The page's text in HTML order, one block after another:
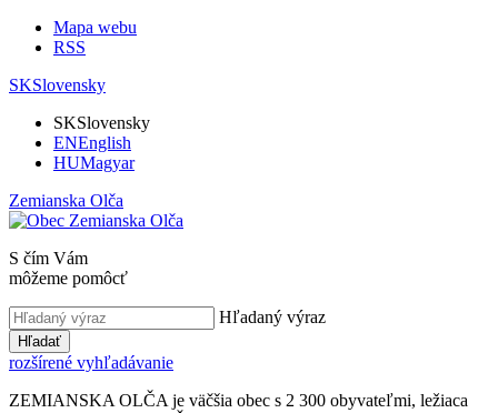
Mapa webu
RSS
SKSlovensky
SKSlovensky
ENEnglish
HUMagyar
Zemianska Olča
S čím Vám
môžeme pomôcť
Hľadaný výraz
Hľadať
rozšírené vyhľadávanie
ZEMIANSKA OLČA je väčšia obec s 2 300 obyvateľmi, ležiaca